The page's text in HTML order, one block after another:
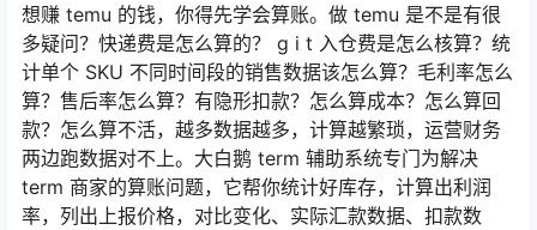
想赚 temu 的钱，你得先学会算账。做 temu 是不是有很
多疑问？快递费是怎么算的？ g i t 入仓费是怎么核算？统
计单个 SKU 不同时间段的销售数据该怎么算？毛利率怎么
算？售后率怎么算？有隐形扣款？怎么算成本？怎么算回
款？怎么算不活，越多数据越多，计算越繁琐，运营财务
两边跑数据对不上。大白鹅 term 辅助系统专门为解决
term 商家的算账问题，它帮你统计好库存，计算出利润
率，列出上报价格，对比变化、实际汇款数据、扣款数